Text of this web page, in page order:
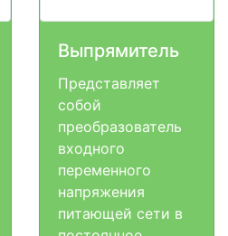
Выпрямитель
Представляет
собой
преобразователь
входного
переменного
напряжения
питающей сети в